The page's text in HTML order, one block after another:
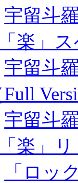
宇留斗
「楽」
宇留斗
宇留斗
楽」
「ロッ